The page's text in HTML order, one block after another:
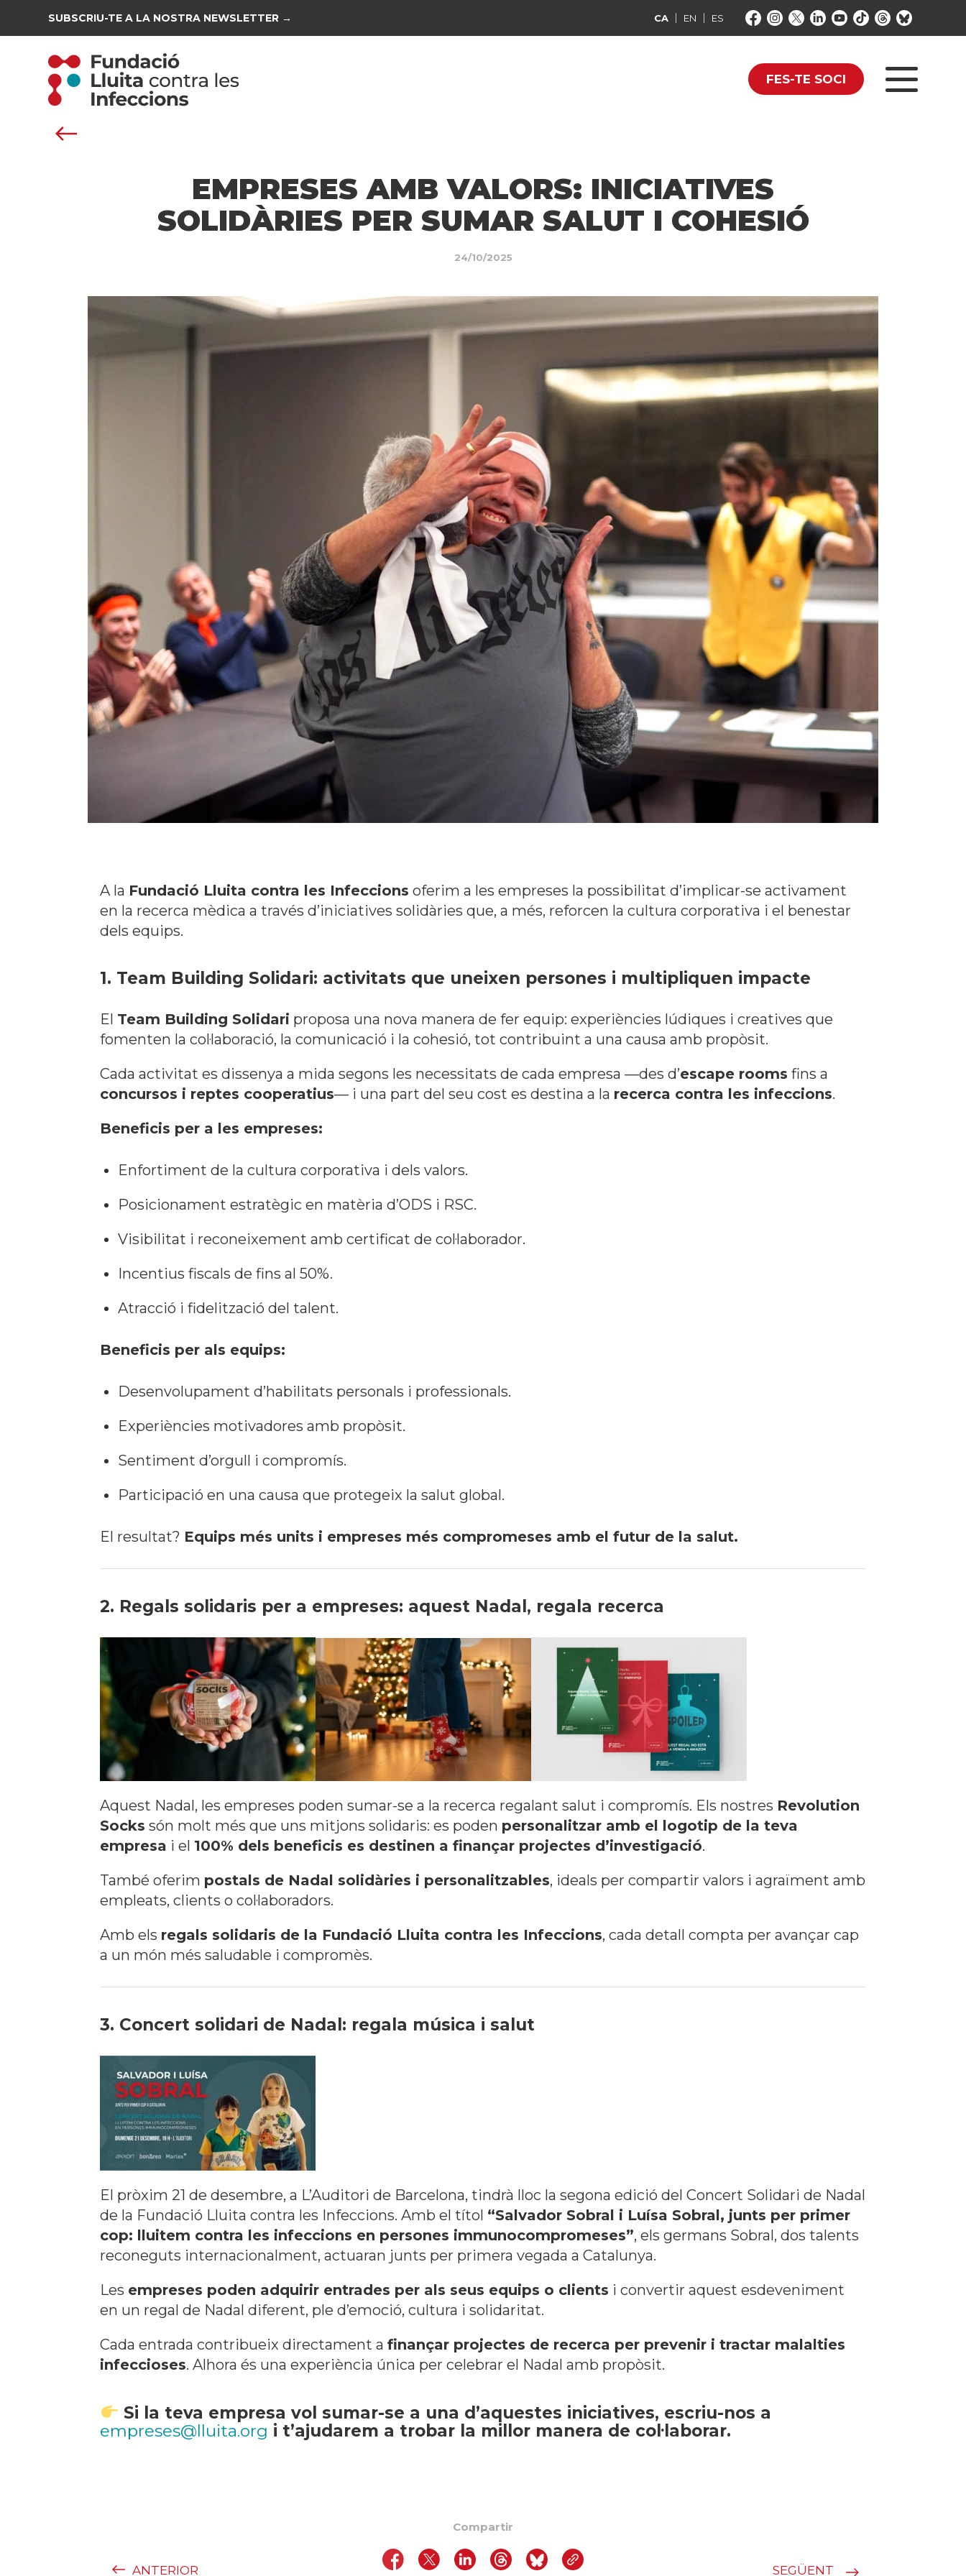
SUBSCRIU-TE A LA NOSTRA NEWSLETTER → CA EN ES
FES-TE SOCI
EMPRESES AMB VALORS: INICIATIVES
SOLIDÀRIES PER SUMAR SALUT I COHESIÓ
24/10/2025
A la Fundació Lluita contra les Infeccions oferim a les empreses la possibilitat d’implicar-se activament
en la recerca mèdica a través d’iniciatives solidàries que, a més, reforcen la cultura corporativa i el benestar
dels equips.
1. Team Building Solidari: activitats que uneixen persones i multipliquen impacte
El Team Building Solidari proposa una nova manera de fer equip: experiències lúdiques i creatives que
fomenten la col·laboració, la comunicació i la cohesió, tot contribuint a una causa amb propòsit.
Cada activitat es dissenya a mida segons les necessitats de cada empresa —des d’escape rooms fins a
concursos i reptes cooperatius— i una part del seu cost es destina a la recerca contra les infeccions.
Beneficis per a les empreses:
Enfortiment de la cultura corporativa i dels valors.
Posicionament estratègic en matèria d’ODS i RSC.
Visibilitat i reconeixement amb certificat de col·laborador.
Incentius fiscals de fins al 50%.
Atracció i fidelització del talent.
Beneficis per als equips:
Desenvolupament d’habilitats personals i professionals.
Experiències motivadores amb propòsit.
Sentiment d’orgull i compromís.
Participació en una causa que protegeix la salut global.
El resultat? Equips més units i empreses més compromeses amb el futur de la salut.
2. Regals solidaris per a empreses: aquest Nadal, regala recerca
Aquest Nadal, les empreses poden sumar-se a la recerca regalant salut i compromís. Els nostres Revolution
Socks són molt més que uns mitjons solidaris: es poden personalitzar amb el logotip de la teva
empresa i el 100% dels beneficis es destinen a finançar projectes d’investigació.
També oferim postals de Nadal solidàries i personalitzables, ideals per compartir valors i agraïment amb
empleats, clients o col·laboradors.
Amb els regals solidaris de la Fundació Lluita contra les Infeccions, cada detall compta per avançar cap
a un món més saludable i compromès.
3. Concert solidari de Nadal: regala música i salut
El pròxim 21 de desembre, a L’Auditori de Barcelona, tindrà lloc la segona edició del Concert Solidari de Nadal
de la Fundació Lluita contra les Infeccions. Amb el títol “Salvador Sobral i Luísa Sobral, junts per primer
cop: lluitem contra les infeccions en persones immunocompromeses”, els germans Sobral, dos talents
reconeguts internacionalment, actuaran junts per primera vegada a Catalunya.
Les empreses poden adquirir entrades per als seus equips o clients i convertir aquest esdeveniment
en un regal de Nadal diferent, ple d’emoció, cultura i solidaritat.
Cada entrada contribueix directament afinançar projectes de recerca per prevenir i tractar malalties
infeccioses. Alhora és una experiència única per celebrar el Nadal amb propòsit.
Si la teva empresa vol sumar-se a una d’aquestes iniciatives, escriu-nos a
empreses@lluita.org i t’ajudarem a trobar la millor manera de col·laborar.
Compartir
ANTERIOR SEGÜENT